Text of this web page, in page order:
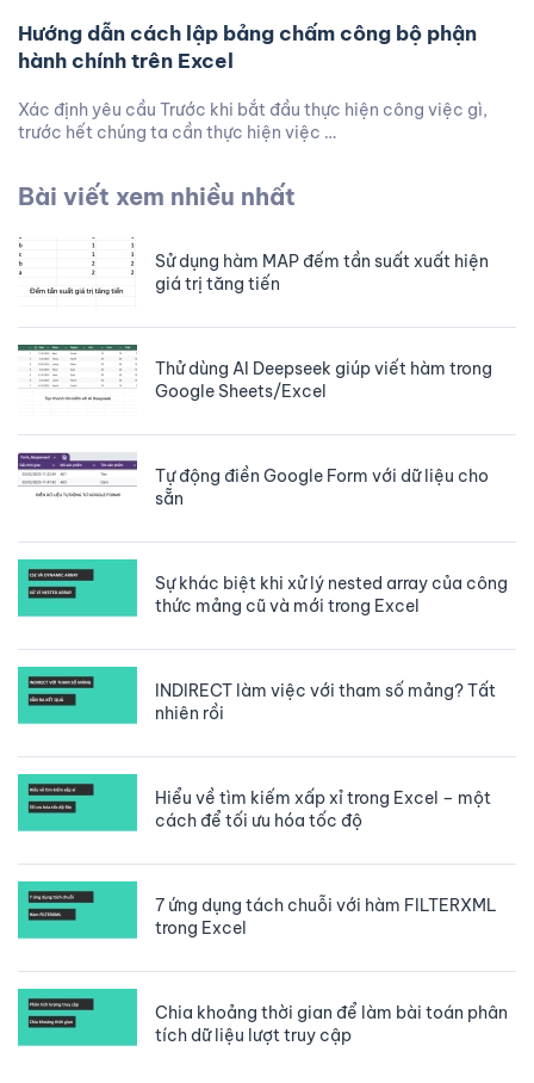
Hướng dẫn cách lập bảng chấm công bộ phận
hành chính trên Excel
Xác định yêu cầu Trước khi bắt đầu thực hiện công việc gì,
trước hết chúng ta cần thực hiện việc …
Bài viết xem nhiều nhất
Sử dụng hàm MAP đếm tần suất xuất hiện
giá trị tăng tiến
Thử dùng AI Deepseek giúp viết hàm trong
Google Sheets/Excel
Tự động điền Google Form với dữ liệu cho
sẵn
Sự khác biệt khi xử lý nested array của công
thức mảng cũ và mới trong Excel
INDIRECT làm việc với tham số mảng? Tất
nhiên rồi
Hiểu về tìm kiếm xấp xỉ trong Excel – một
cách để tối ưu hóa tốc độ
7 ứng dụng tách chuỗi với hàm FILTERXML
trong Excel
Chia khoảng thời gian để làm bài toán phân
tích dữ liệu lượt truy cập